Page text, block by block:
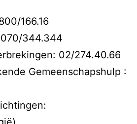
166.16
344.344
02/274.40.66
Gemeenschapshulp :